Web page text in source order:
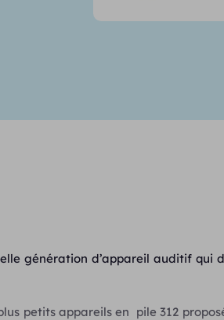
génération d’appareil auditif qui
petits appareils en pile 312